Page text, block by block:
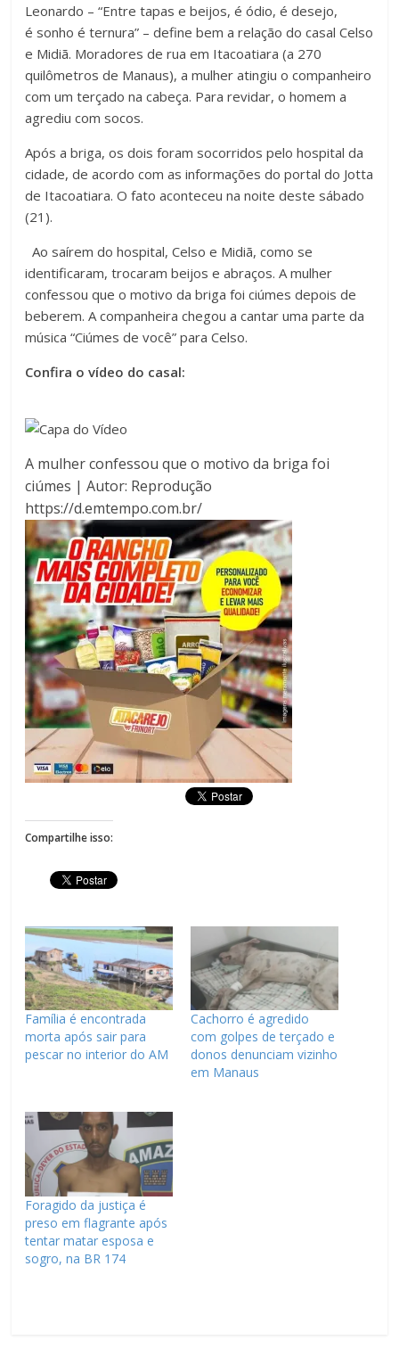
Leonardo – “Entre tapas e beijos, é ódio, é desejo,
é sonho é ternura” – define bem a relação do casal Celso
e Midiã. Moradores de rua em Itacoatiara (a 270
quilômetros de Manaus), a mulher atingiu o companheiro
com um terçado na cabeça. Para revidar, o homem a
agrediu com socos.
Após a briga, os dois foram socorridos pelo hospital da
cidade, de acordo com as informações do portal do Jotta
de Itacoatiara. O fato aconteceu na noite deste sábado
(21).
Ao saírem do hospital, Celso e Midiã, como se
identificaram, trocaram beijos e abraços. A mulher
confessou que o motivo da briga foi ciúmes depois de
beberem. A companheira chegou a cantar uma parte da
música “Ciúmes de você” para Celso.
Confira o vídeo do casal:
A mulher confessou que o motivo da briga foi
ciúmes | Autor: Reprodução
https://d.emtempo.com.br/
Compartilhe isso:
Família é encontrada
morta após sair para
pescar no interior do AM
Cachorro é agredido
com golpes de terçado e
donos denunciam vizinho
em Manaus
Foragido da justiça é
preso em flagrante após
tentar matar esposa e
sogro, na BR 174